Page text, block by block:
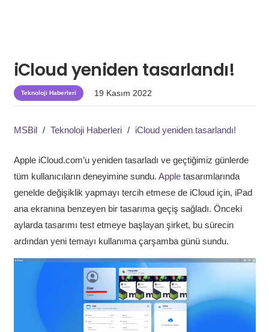
iCloud yeniden tasarlandı!
Teknoloji Haberleri 19 Kasım 2022
MSBil / Teknoloji Haberleri / iCloud yeniden tasarlandı!
Apple iCloud.com’u yeniden tasarladı ve geçtiğimiz günlerde
tüm kullanıcıların deneyimine sundu. Appletasarımlarında
genelde değişiklik yapmayı tercih etmese de iCloud için, iPad
ana ekranına benzeyen bir tasarıma geçiş sağladı. Önceki
aylarda tasarımı test etmeye başlayan şirket, bu sürecin
ardından yeni temayı kullanıma çarşamba günü sundu.